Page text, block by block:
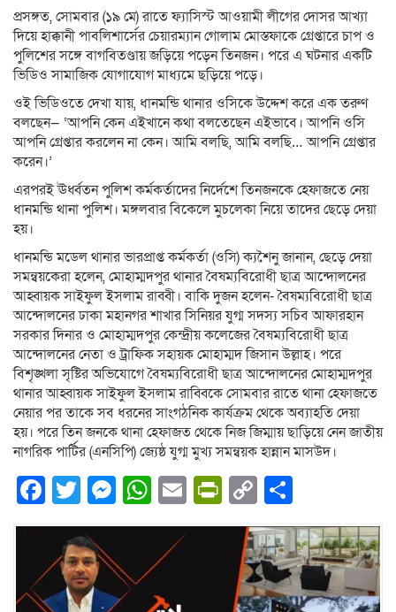
প্রসঙ্গত, সোমবার (১৯ মে) রাতে ফ্যাসিস্ট আওয়ামী লীগের দোসর আখ্যা
দিয়ে হাক্কানী পাবলিশার্সের চেয়ারম্যান গোলাম মোস্তফাকে গ্রেপ্তারে চাপ ও
পুলিশের সঙ্গে বাগবিতণ্ডায় জড়িয়ে পড়েন তিনজন। পরে এ ঘটনার একটি
ভিডিও সামাজিক যোগাযোগ মাধ্যমে ছড়িয়ে পড়ে।
ওই ভিডিওতে দেখা যায়, ধানমন্ডি থানার ওসিকে উদ্দেশ করে এক তরুণ
বলছেন— ‘আপনি কেন এইখানে কথা বলতেছেন এইভাবে। আপনি ওসি
আপনি গ্রেপ্তার করলেন না কেন। আমি বলছি, আমি বলছি… আপনি গ্রেপ্তার
করেন।’
এরপরই ঊর্ধ্বতন পুলিশ কর্মকর্তাদের নির্দেশে তিনজনকে হেফাজতে নেয়
ধানমন্ডি থানা পুলিশ। মঙ্গলবার বিকেলে মুচলেকা নিয়ে তাদের ছেড়ে দেয়া
হয়।
ধানমন্ডি মডেল থানার ভারপ্রাপ্ত কর্মকর্তা (ওসি) ক্যশৈনু জানান, ছেড়ে দেয়া
সমন্বয়কেরা হলেন, মোহাম্মদপুর থানার বৈষম্যবিরোধী ছাত্র আন্দোলনের
আহ্বায়ক সাইফুল ইসলাম রাব্বী। বাকি দুজন হলেন- বৈষম্যবিরোধী ছাত্র
আন্দোলনের ঢাকা মহানগর শাখার সিনিয়র যুগ্ম সদস্য সচিব আফারহান
সরকার দিনার ও মোহাম্মদপুর কেন্দ্রীয় কলেজের বৈষম্যবিরোধী ছাত্র
আন্দোলনের নেতা ও ট্রাফিক সহায়ক মোহাম্মদ জিসান উল্লাহ। পরে
বিশৃঙ্খলা সৃষ্টির অভিযোগে বৈষম্যবিরোধী ছাত্র আন্দোলনের মোহাম্মদপুর
থানার আহ্বায়ক সাইফুল ইসলাম রাব্বিকে সোমবার রাতে থানা হেফাজতে
নেয়ার পর তাকে সব ধরনের সাংগঠনিক কার্যক্রম থেকে অব্যাহতি দেয়া
হয়। পরে তিন জনকে থানা হেফাজত থেকে নিজ জিম্মায় ছাড়িয়ে নেন জাতীয়
নাগরিক পার্টির (এনসিপি) জ্যেষ্ঠ যুগ্ম মুখ্য সমন্বয়ক হান্নান মাসউদ।
Facebook
Twitter
Messenger
WhatsApp
EmailPrintFriendly
Copy
Link